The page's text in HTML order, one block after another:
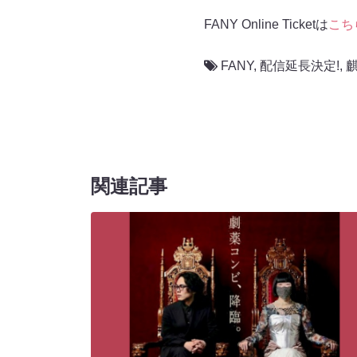
FANY Online Ticketはこち
FANY, 配信延長決定!,
関連記事